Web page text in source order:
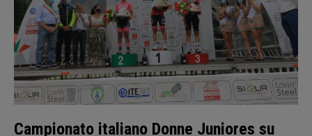
Campionato italiano Donne Juniores su